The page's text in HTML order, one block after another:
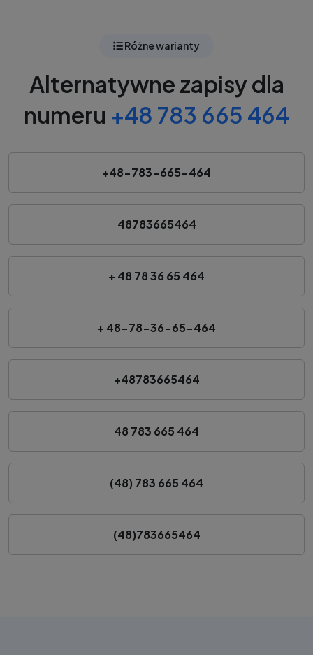
Różne warianty
Alternatywne zapisy dla
numeru +48 783 665 464
+48-783-665-464
48783665464
+ 48 78 36 65 464
+ 48-78-36-65-464
+48783665464
48 783 665 464
(48) 783 665 464
(48)783665464